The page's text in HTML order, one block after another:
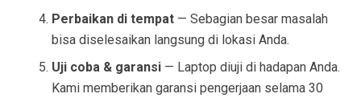
Perbaikan di tempat — Sebagian besar masalah
bisa diselesaikan langsung di lokasi Anda.
Uji coba & garansi — Laptop diuji di hadapan Anda.
Kami memberikan garansi pengerjaan selama 30